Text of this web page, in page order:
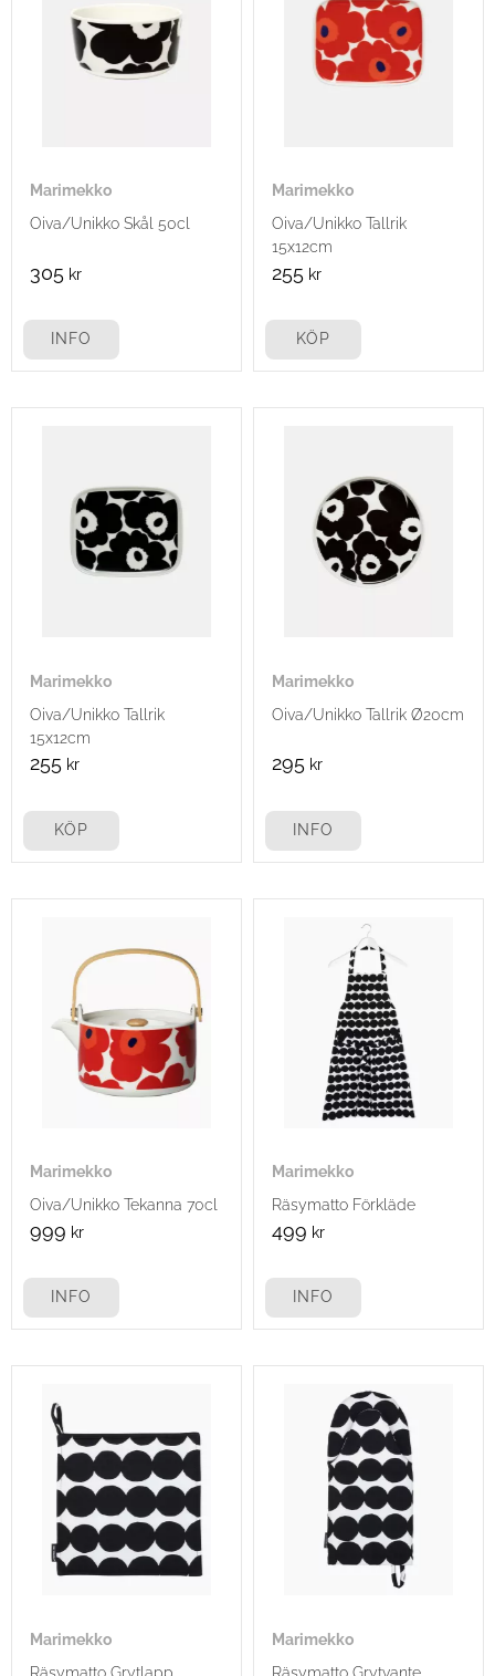
Marimekko
Oiva/Unikko Skål 50cl
305 kr
INFO
Marimekko
Oiva/Unikko Tallrik
15x12cm
255 kr
KÖP
Marimekko
Oiva/Unikko Tallrik
15x12cm
255 kr
KÖP
Marimekko
Oiva/Unikko Tallrik Ø20cm
295 kr
INFO
Marimekko
Oiva/Unikko Tekanna 70cl
999 kr
INFO
Marimekko
Räsymatto Förkläde
499 kr
INFO
Marimekko
Räsymatto Grytlapp
Marimekko
Räsymatto Grytvante